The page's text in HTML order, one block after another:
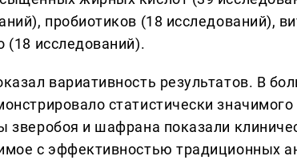
пробиотиков (18 исследований),
(18 исследований).
вариативность результатов. В
статистически
зверобоя и шафрана показали
с эффективностью традиционных